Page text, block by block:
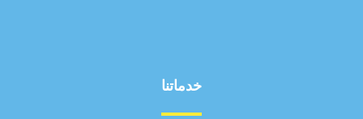
خدماتنا